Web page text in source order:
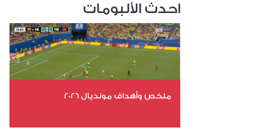
احدث الألبومات
ملخص وأهداف مونديال 2026